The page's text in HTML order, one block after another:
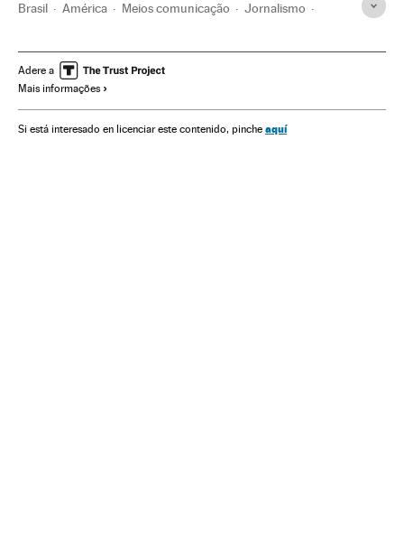
Brasil América Meios comunicação Jornalismo
Jornalismo investigação
Adere a
Mais informações
Si está interesado en licenciar este contenido, pinche aquí